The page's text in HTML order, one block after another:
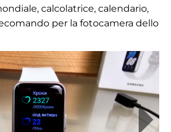
calcolatrice, calendario,
per la fotocamera dello